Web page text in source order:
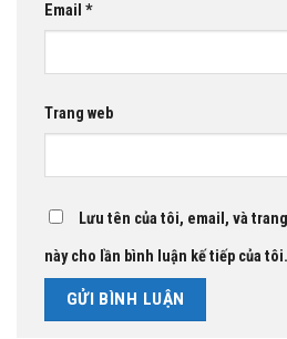
Email *
Trang web
Lưu tên của tôi, email, và
này cho lần bình luận kế tiếp của tôi.